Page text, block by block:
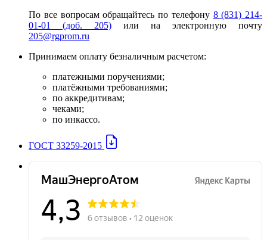
По все вопросам обращайтесь по телефону 8 (831) 214-
01-01 (доб. 205) или на электронную почту
205@rgprom.ru
Принимаем оплату безналичным расчетом:
платежными поручениями;
платёжными требованиями;
по аккредитивам;
чеками;
по инкассо.
ГОСТ 33259-2015